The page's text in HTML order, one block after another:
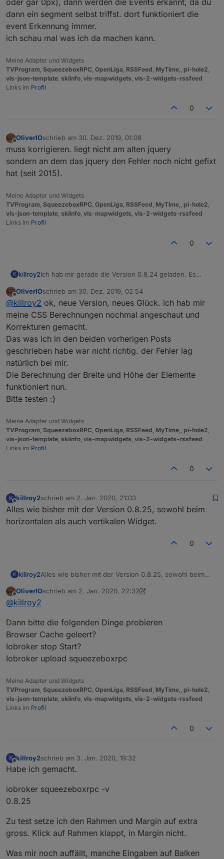
oder gar 0px), dann werden die Events erkannt, da du
dann ein segment selbst triffst. dort funktioniert die
event Erkennung immer.
ich schau mal was ich da machen kann.
Meine Adapter und Widgets
TVProgram, SqueezeboxRPC, OpenLiga, RSSFeed, MyTime,, pi-hole2,
vis-json-template, skiinfo, vis-mapwidgets, vis-2-widgets-rssfeed
Links im Profil
0
Offline
OliverIOschrieb am 30. Dez. 2019, 01:08
zuletzt editiert von
muss korrigieren. liegt nicht am alten jquery
sondern an dem das jquery den Fehler noch nicht gefixt
hat (seit 2015).
Meine Adapter und Widgets
TVProgram SqueezeboxRPC OpenLiga RSSFeed MyTime pi-hole2
vis-json-template skiinfo vis-mapwidgets vis-2-widgets-rssfeed
Links im Profil
0
K killroy2Ich hab mir gerade die Version 0.8.24 geladen. Es
grünen Balken wird die Eingabe verworfen.
Oder muss ich noch zusätzlich etwas beachten damit
das Widget ein Update erfährt?
Offline
OliverIOschrieb am 30. Dez. 2019, 02:54
zuletzt editiert von
@killroy2 ok, neue Version, neues Glück. ich hab mir
meine CSS Berechnungen nochmal angeschaut und
Korrekturen gemacht.
Das was ich in den beiden vorherigen Posts
geschrieben habe war nicht richtig. der Fehler lag
natürlich bei mir.
Die Berechnung der Breite und Höhe der Elemente
funktioniert nun.
Bitte testen :)
Meine Adapter und Widgets
TVProgram SqueezeboxRPC OpenLiga RSSFeed MyTime pi-hole2
vis-json-template skiinfo vis-mapwidgets vis-2-widgets-rssfeed
Links im Profil
0
K
Offline
killroy2schrieb am 2. Jan. 2020, 21:03
zuletzt editiert von
Alles wie bisher mit der Version 0.8.25, sowohl beim
horizontalen als auch vertikalen Widget.
0
K killroy2Alles wie bisher mit der Version 0.8.25, sowohl beim
Offline
OliverIOschrieb am 2. Jan. 2020, 22:32
zuletzt editiert von OliverIO1. Feb. 2020, 23:34
@killroy2
Dann bitte die folgenden Dinge probieren
Browser Cache geleert?
Iobroker stop Start?
Iobroker upload squeezeboxrpc
Meine Adapter und Widgets
TVProgram, SqueezeboxRPC, OpenLiga, RSSFeed, MyTime,, pi-hole2,
vis-json-template, skiinfo, vis-mapwidgets, vis-2-widgets-rssfeed
Links im Profil
0
K
Offline
killroy2schrieb am 3. Jan. 2020, 19:32
zuletzt editiert von
Habe ich gemacht.
iobroker squeezeboxrpc -v
0.8.25
Zu test setze ich den Rahmen und Margin auf extra
gross. Klick auf Rahmen klappt, in Margin nicht.
Was mir noch auffällt, manche Eingaben auf Balken